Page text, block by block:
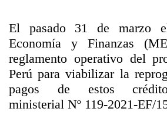
El pasado 31 de marzo
Economía y Finanzas
reglamento operativo del
Perú para viabilizar la
pagos de estos
ministerial Nº 119-2021-EF/